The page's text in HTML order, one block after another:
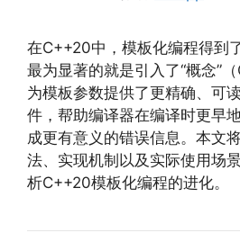
在C++20中，模板化编程得到
最为显著的就是引入了“概念”
为模板参数提供了更精确、可
件，帮助编译器在编译时更早
成更有意义的错误信息。本文
法、实现机制以及实际使用场
析C++20模板化编程的进化。